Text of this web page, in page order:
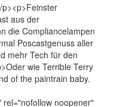
aus der
die Compliancelampen
Poscastgenuss aller
mehr Tech für den
wie Terrible Terry
of the paintrain baby.
noopener"